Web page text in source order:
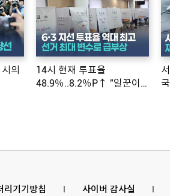
의
14시 현재 투표율
48.9％..8.2％P↑ "일꾼이
리기기방침 l 사이버 감사실 l